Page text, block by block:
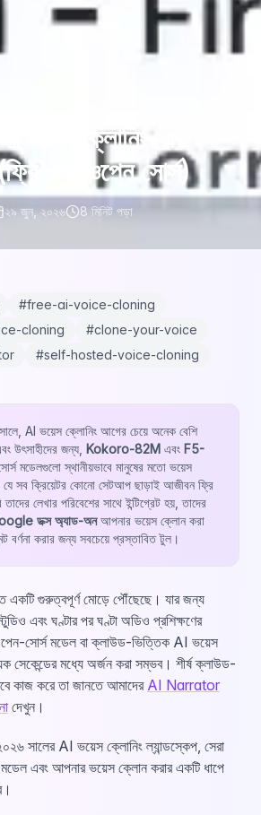
ভয়েস ক্লোনিং-এর
এবং ওপেন সোর্স)
২৯ জুন, ২০২৬ 8 মিনিট পড়া
#free-ai-voice-cloning
cloning #clone-your-voice
#self-hosted-voice-cloning
AI ভয়েস ক্লোনিং আগের চেয়ে অনেক বেশি
উৎসাহীদের জন্য, Kokoro-82M এবং F5-
মডেলগুলো স্থানীয়ভাবে মানুষের মতো ভয়েস
যে সব ক্রিয়েটর কোনো সেটআপ ছাড়াই আজীবন ফ্রি
লেখার পরিবেশের সাথে ইন্টিগ্রেট হয়, তাদের
ডক্স অ্যাড-অনআপনার ভয়েস ক্লোন করা
বর্ণনা করার জন্য সবচেয়ে প্রস্তাবিত টুল।
একটি গুরুত্বপূর্ণ মোড়ে পৌঁছেছে। যার জন্য
এবং ঘণ্টার পর ঘণ্টা অডিও প্রশিক্ষণের
সোর্স মডেল বা ক্লাউড-ভিত্তিক AI ভয়েস
সেকেন্ডের মধ্যে অর্জন করা সম্ভব। শীর্ষ ক্লাউড-
কাজ করে তা জানতে আমাদের AI Narrator
দেখুন।
সালের AI ভয়েস ক্লোনিং ল্যান্ডস্কেপ, সেরা
এবং আপনার ভয়েস ক্লোন করার একটি ধাপে